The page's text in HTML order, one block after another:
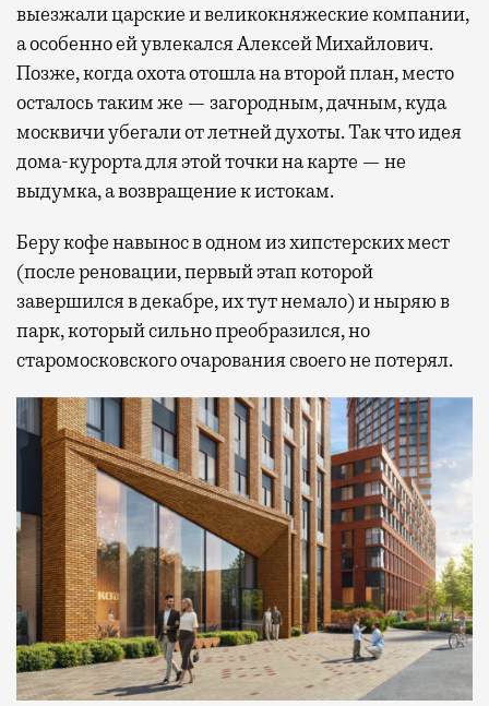
выезжали царские и великокняжеские компании,
а особенно ей увлекался Алексей Михайлович.
Позже, когда охота отошла на второй план, место
осталось таким же — загородным, дачным, куда
москвичи убегали от летней духоты. Так что идея
дома-курорта для этой точки на карте — не
выдумка, а возвращение к истокам.
Беру кофе навынос в одном из хипстерских мест
(после реновации, первый этап которой
завершился в декабре, их тут немало) и ныряю в
парк, который сильно преобразился, но
старомосковского очарования своего не потерял.